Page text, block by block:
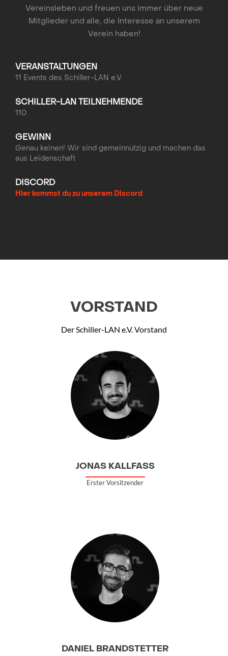
Vereinsleben und freuen uns immer über neue
Mitglieder und alle, die Interesse an unserem
Verein haben!
VERANSTALTUNGEN
11 Events des Schiller-LAN e.V.
SCHILLER-LAN TEILNEHMENDE
110
GEWINN
Genau keinen! Wir sind gemeinnützig und machen das
aus Leidenschaft
DISCORD
Hier kommst du zu unserem Discord
VORSTAND
Der Schiller-LAN e.V. Vorstand
JONAS KALLFASS
Erster Vorsitzender
DANIEL BRANDSTETTER